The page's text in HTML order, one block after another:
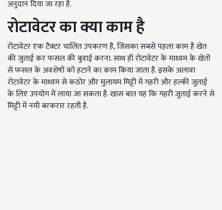
अनुदान दिया जा रहा है.
रोटावेटर का क्या काम है
रोटावेटर एक टैक्टर चालित उपकरण है, जिसका सबसे पहला काम है खेत
की जुताई कर फसल की बुवाई करना. साथ ही रोटावेटर के माध्यम के खेतों
से फसल के अवशेषों को हटाने का काम किया जाता है. इसके अलावा
रोटावेटर के माध्यम से कठोर और मुलायम मिट्टी में गहरी और हल्की जुताई
के लिए उपयोग में लाया जा सकता है. खास बात यह कि गहरी जुताई करने से
मिट्टी में नमी बरकरार रहती है.